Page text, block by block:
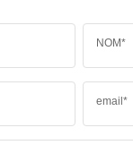
NOM*
email*